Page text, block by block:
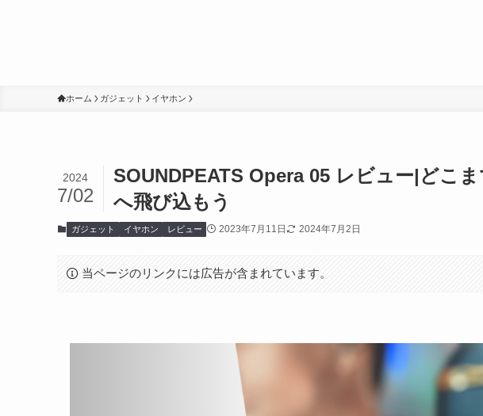
ホーム ガジェット イヤホン
SOUNDPEATS Opera 05 レビュー|どこ
へ飛び込もう
2024
7/02
ガジェット イヤホン レビュー 2023年7月11日 2024年7月2日
当ページのリンクには広告が含まれています。